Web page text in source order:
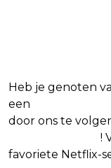
Heb je genoten
een
door ons te
!
favoriete Netflix-